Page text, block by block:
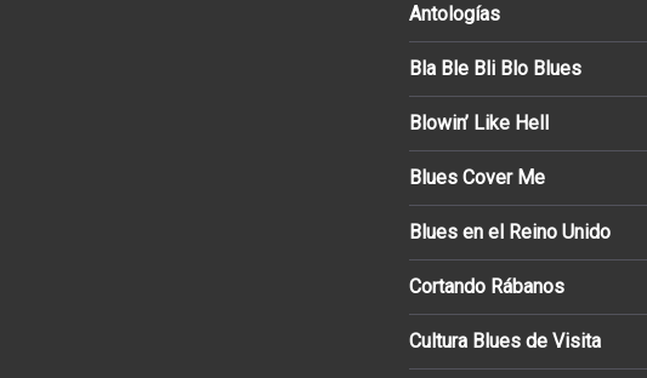
Antologías
Bla Ble Bli Blo Blues
Blowin’ Like Hell
Blues Cover Me
Blues en el Reino Unido
Cortando Rábanos
Cultura Blues de Visita